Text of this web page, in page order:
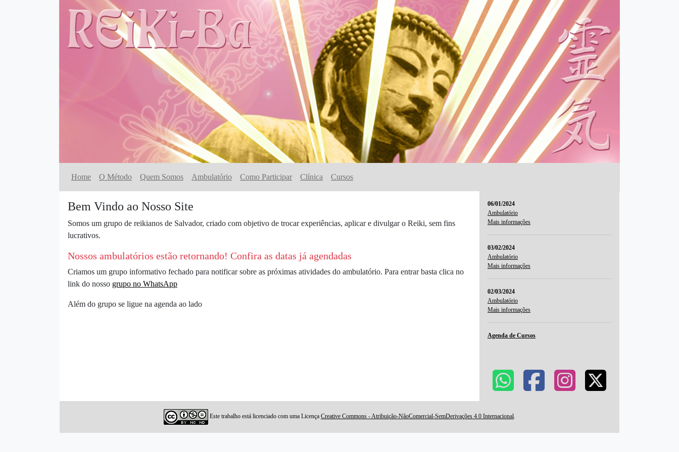
Home O Método Quem Somos Ambulatório Como Participar Clínica Cursos
Bem Vindo ao Nosso Site
Somos um grupo de reikianos de Salvador, criado com objetivo de trocar experiências, aplicar e divulgar o Reiki, sem fins
lucrativos.
Nossos ambulatórios estão retornando! Confira as datas já agendadas
Criamos um grupo informativo fechado para notificar sobre as próximas atividades do ambulatório. Para entrar basta clica no
link do nosso grupo no WhatsApp
Além do grupo se ligue na agenda ao lado
06/01/2024
Ambulatório
Mais informações
03/02/2024
Ambulatório
Mais informações
02/03/2024
Ambulatório
Mais informações
Agenda de Cursos
Este trabalho está licenciado com uma Licença Creative Commons - Atribuição-NãoComercial-SemDerivações 4.0 Internacional.